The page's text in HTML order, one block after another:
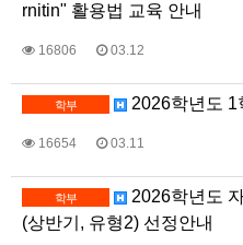
rnitin" 활용법 교육 안내
16806 03.12
학부 2026학년도 1
16654 03.11
학부
2026학년도
(상반기, 유형2) 선정안내